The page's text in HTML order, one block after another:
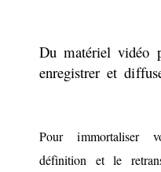
Du matériel vidéo
enregistrer et
Pour immortaliser
définition et le